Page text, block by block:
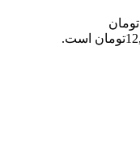
قیمت اصلی 13,900,000تومان